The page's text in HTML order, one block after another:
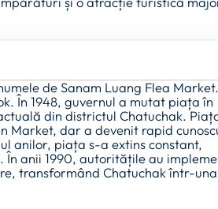
de Sanam Luang Flea Market.
În 1948, guvernul a mutat piața în
din districtul Chatuchak.
Market, dar a devenit rapid
anilor, piața s-a extins constant,
În anii 1990, autoritățile au
transformând Chatuchak într-